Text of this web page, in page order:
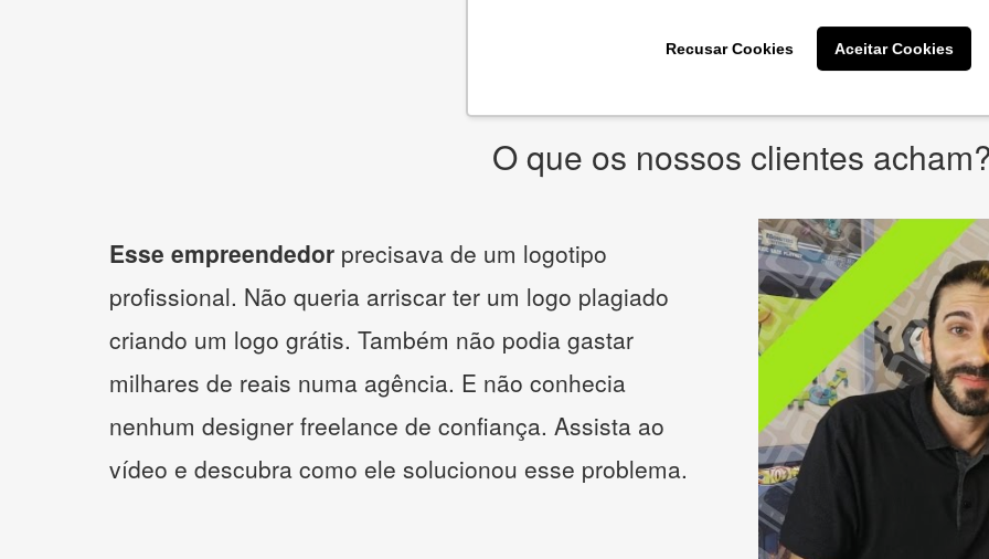
Recusar Cookies Aceitar Cookies
* Prometemos não compartilhar e utilizar seus dados para enviar
qualquer tipo de SPAM. Confira asPolíticas de Privacidade.
O que os nossos clientes
Esse empreendedor precisava de um logotipo
profissional. Não queria arriscar ter um logo plagiado
criando um logo grátis. Também não podia gastar
milhares de reais numa agência. E não conhecia
nenhum designer freelance de confiança. Assista ao
vídeo e descubra como ele solucionou esse problema.